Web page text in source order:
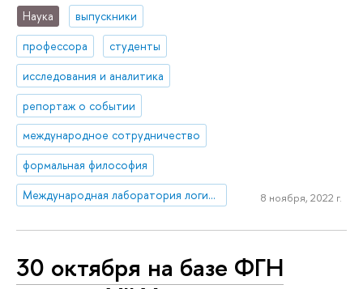
Наука
выпускники
профессора
студенты
исследования и аналитика
репортаж о событии
международное сотрудничество
формальная философия
Международная лаборатория логики, лингвистики и формальной философии
8 ноября, 2022 г.
30 октября на базе ФГН